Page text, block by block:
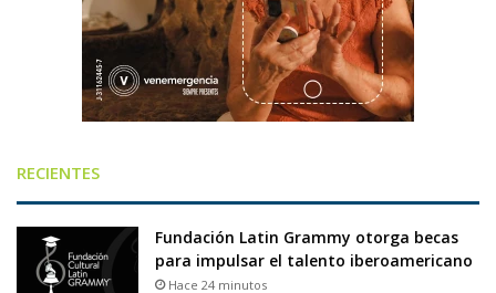
RECIENTES
Fundación Latin Grammy otorga becas
para impulsar el talento iberoamericano
Hace 24 minutos